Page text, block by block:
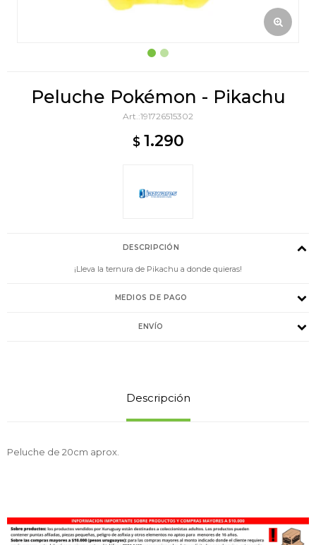
Peluche Pokémon - Pikachu
191726515302
$ 1.290
DESCRIPCIÓN
¡Lleva la ternura de Pikachu a donde quieras!
MEDIOS DE PAGO
ENVÍO
Descripción
Peluche de 20cm aprox.